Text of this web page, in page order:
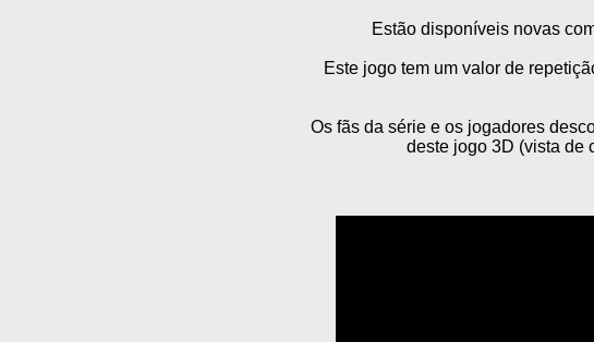
Estão disponíveis novas
Este jogo tem um valor de
Os fãs da série e os jogadores
deste jogo 3D (vista de